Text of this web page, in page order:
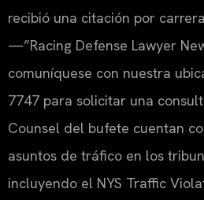
recibió una citación por
—”Racing Defense Lawyer
comuníquese con nuestra
7747 para solicitar una
Counsel del bufete cuentan
asuntos de tráfico en los
incluyendo el NYS Traffic